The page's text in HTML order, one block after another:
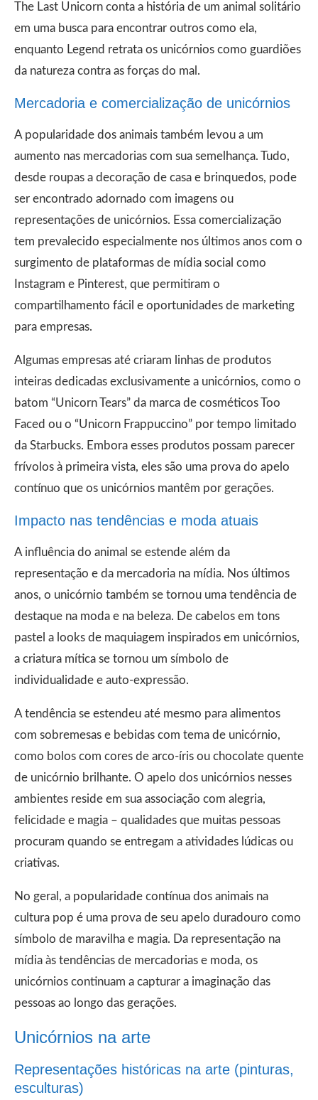
The Last Unicorn conta a história de um animal solitário
em uma busca para encontrar outros como ela,
enquanto Legend retrata os unicórnios como guardiões
da natureza contra as forças do mal.
Mercadoria e comercialização de unicórnios
A popularidade dos animais também levou a um
aumento nas mercadorias com sua semelhança. Tudo,
desde roupas a decoração de casa e brinquedos, pode
ser encontrado adornado com imagens ou
representações de unicórnios. Essa comercialização
tem prevalecido especialmente nos últimos anos com o
surgimento de plataformas de mídia social como
Instagram e Pinterest, que permitiram o
compartilhamento fácil e oportunidades de marketing
para empresas.
Algumas empresas até criaram linhas de produtos
inteiras dedicadas exclusivamente a unicórnios, como o
batom “Unicorn Tears” da marca de cosméticos Too
Faced ou o “Unicorn Frappuccino” por tempo limitado
da Starbucks. Embora esses produtos possam parecer
frívolos à primeira vista, eles são uma prova do apelo
contínuo que os unicórnios mantêm por gerações.
Impacto nas tendências e moda atuais
A influência do animal se estende além da
representação e da mercadoria na mídia. Nos últimos
anos, o unicórnio também se tornou uma tendência de
destaque na moda e na beleza. De cabelos em tons
pastel a looks de maquiagem inspirados em unicórnios,
a criatura mítica se tornou um símbolo de
individualidade e auto-expressão.
A tendência se estendeu até mesmo para alimentos
com sobremesas e bebidas com tema de unicórnio,
como bolos com cores de arco-íris ou chocolate quente
de unicórnio brilhante. O apelo dos unicórnios nesses
ambientes reside em sua associação com alegria,
felicidade e magia – qualidades que muitas pessoas
procuram quando se entregam a atividades lúdicas ou
criativas.
No geral, a popularidade contínua dos animais na
cultura pop é uma prova de seu apelo duradouro como
símbolo de maravilha e magia. Da representação na
mídia às tendências de mercadorias e moda, os
unicórnios continuam a capturar a imaginação das
pessoas ao longo das gerações.
Unicórnios na arte
Representações históricas na arte (pinturas,
esculturas)